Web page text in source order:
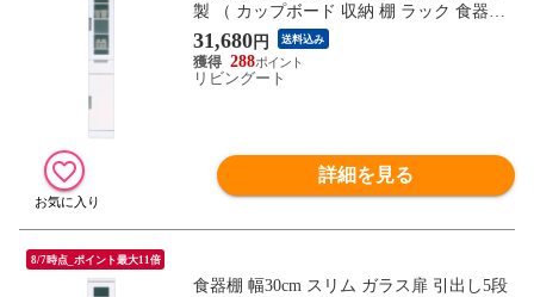
製 （ カップボード 収納 棚 ラック 食器収
納 完成品 キッチン 脱衣所 ホワイト 隙間
収納 引き出し シンプル ）
31,680円 送料込み
288
リビングート
詳細を見る
8/7時点_ポイント最大11倍
食器棚 幅30cm スリム ガラス扉 引出し5段